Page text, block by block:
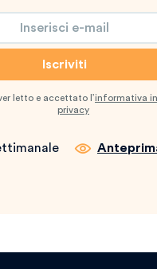
letto e accettato l’informativa
privacy